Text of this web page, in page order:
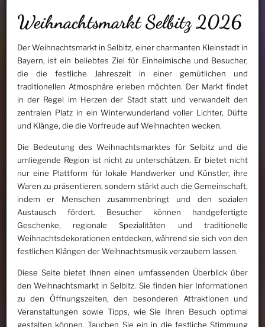
Weihnachtsmarkt Selbitz 2026
Der Weihnachtsmarkt in Selbitz, einer charmanten Kleinstadt in
Bayern, ist ein beliebtes Ziel für Einheimische und Besucher,
die die festliche Jahreszeit in einer gemütlichen und
traditionellen Atmosphäre erleben möchten. Der Markt findet
in der Regel im Herzen der Stadt statt und verwandelt den
zentralen Platz in ein Winterwunderland voller Lichter, Düfte
und Klänge, die die Vorfreude auf Weihnachten wecken.
Die Bedeutung des Weihnachtsmarktes für Selbitz und die
umliegende Region ist nicht zu unterschätzen. Er bietet nicht
nur eine Plattform für lokale Handwerker und Künstler, ihre
Waren zu präsentieren, sondern stärkt auch die Gemeinschaft,
indem er Menschen zusammenbringt und den sozialen
Austausch fördert. Besucher können handgefertigte
Geschenke, regionale Spezialitäten und traditionelle
Weihnachtsdekorationen entdecken, während sie sich von den
festlichen Klängen der Weihnachtsmusik verzaubern lassen.
Diese Seite bietet Ihnen einen umfassenden Überblick über
den Weihnachtsmarkt in Selbitz. Sie finden hier Informationen
zu den Öffnungszeiten, den besonderen Attraktionen und
Veranstaltungen sowie Tipps, wie Sie Ihren Besuch optimal
gestalten können. Tauchen Sie ein in die festliche Stimmung